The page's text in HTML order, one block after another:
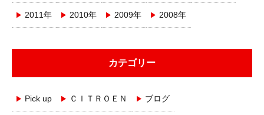
2011年 2010年 2009年 2008年
カテゴリー
Pick up ＣＩＴＲＯＥＮ ブログ